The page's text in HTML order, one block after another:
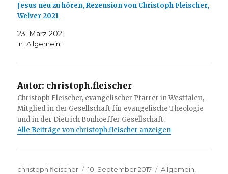
Jesus neu zu hören, Rezension von Christoph Fleischer,
Welver 2021
23. März 2021
In "Allgemein"
Autor: christoph.fleischer
Christoph Fleischer, evangelischer Pfarrer in Westfalen,
Mitglied in der Gesellschaft für evangelische Theologie
und in der Dietrich Bonhoeffer Gesellschaft.
Alle Beiträge von christoph.fleischer anzeigen
Autor
christoph.fleischer
Veröffentlicht
10. September 2017 Kategorien
Allgemein